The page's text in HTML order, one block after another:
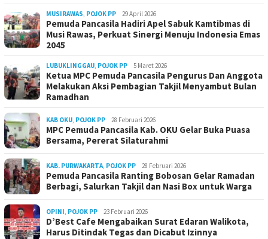
MUSIRAWAS, POJOK PP 29 April 2026
Pemuda Pancasila Hadiri Apel Sabuk Kamtibmas di
Musi Rawas, Perkuat Sinergi Menuju Indonesia Emas
2045
LUBUKLINGGAU, POJOK PP 5 Maret 2026
Ketua MPC Pemuda Pancasila Pengurus Dan Anggota
Melakukan Aksi Pembagian Takjil Menyambut Bulan
Ramadhan
KAB OKU, POJOK PP 28 Februari 2026
MPC Pemuda Pancasila Kab. OKU Gelar Buka Puasa
Bersama, Pererat Silaturahmi
KAB. PURWAKARTA, POJOK PP 28 Februari 2026
Pemuda Pancasila Ranting Bobosan Gelar Ramadan
Berbagi, Salurkan Takjil dan Nasi Box untuk Warga
OPINI, POJOK PP 23 Februari 2026
D’Best Cafe Mengabaikan Surat Edaran Walikota,
Harus Ditindak Tegas dan Dicabut Izinnya